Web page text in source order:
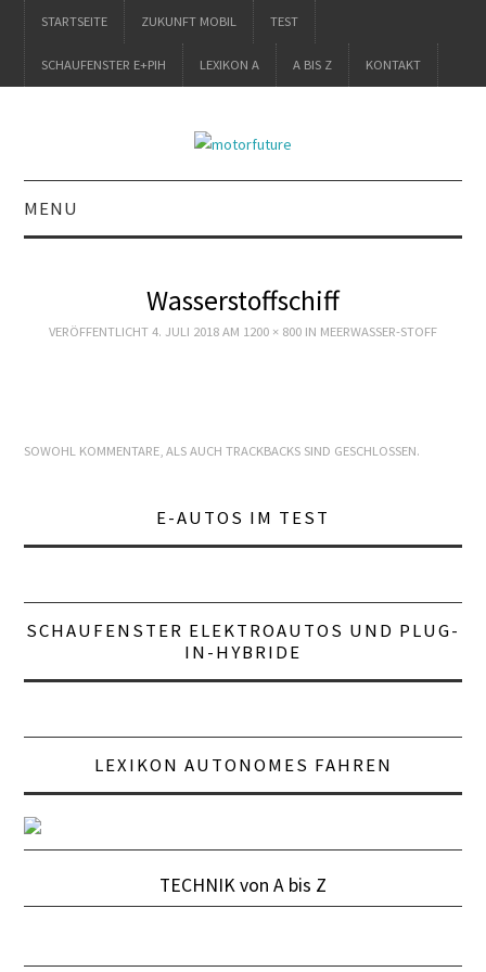
STARTSEITE ZUKUNFT MOBIL TEST
SCHAUFENSTER E+PIH LEXIKON A A BIS Z KONTAKT
MENU
ZUKUNFT MOBILWasserstoffschiff
VERÖFFENTLICHT 4. JULI 2018 AM 1200 × 800 IN MEERWASSER-STOFF
SOWOHL KOMMENTARE, ALS AUCH TRACKBACKS SIND GESCHLOSSEN.
E-AUTOS IM TEST
SCHAUFENSTER ELEKTROAUTOS UND PLUG-
IN-HYBRIDE
LEXIKON AUTONOMES FAHREN
TECHNIK von A bis Z